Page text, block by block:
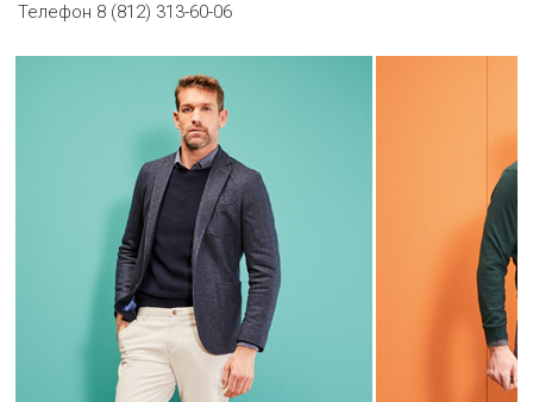
Телефон 8 (812) 313-60-06